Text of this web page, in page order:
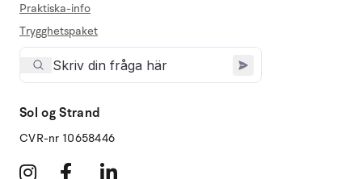
Praktiska-info
Trygghetspaket
Sol og Strand
CVR-nr 10658446